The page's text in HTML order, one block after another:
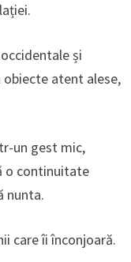
și
obiecte atent alese,
un gest mic,
o continuitate
nunta.
care îi înconjoară.